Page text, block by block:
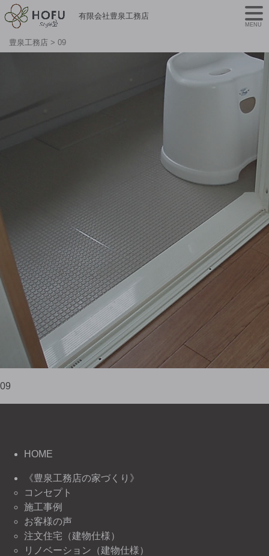
有限会社豊泉工務店
豊泉工務店 > 09
09
MENU
HOME
《豊泉工務店の家づくり》
コンセプト
施工事例
お客様の声
注文住宅（建物仕様）
リノベーション（建物仕様）